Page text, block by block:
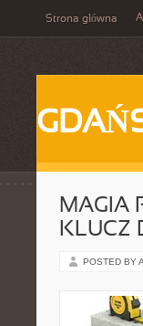
Strona główna
MAGIA
KLUCZ
POSTED BY